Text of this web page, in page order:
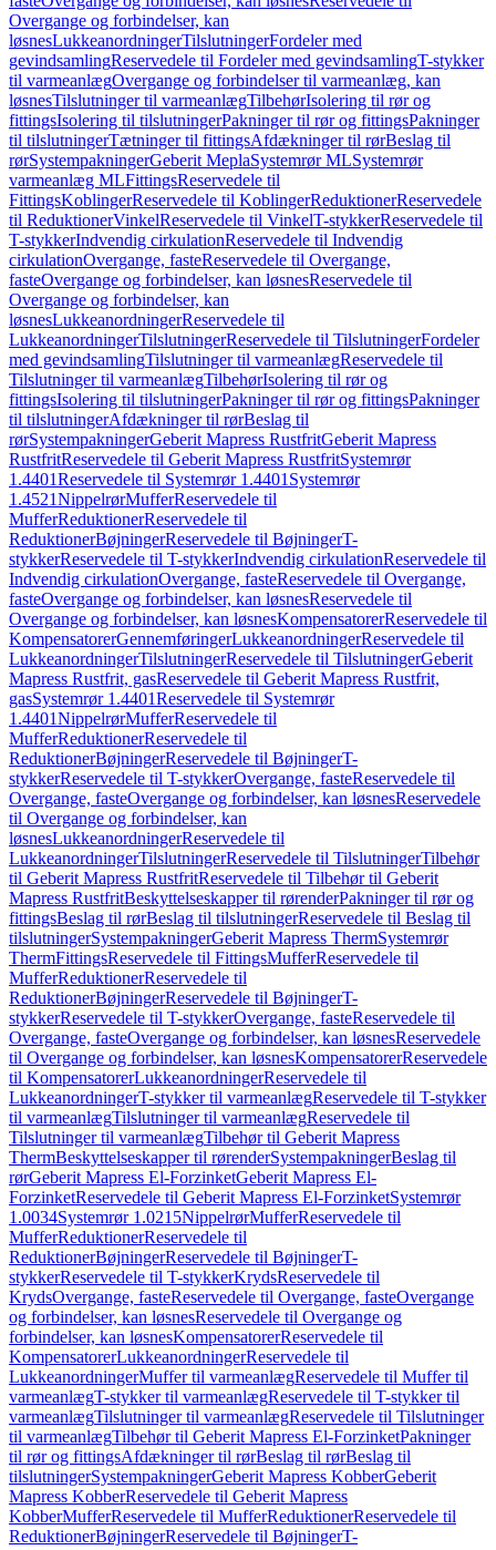
Overgange og forbindelser, kan
løsnesLukkeanordningerTilslutningerFordeler med
gevindsamlingReservedele til Fordeler med gevindsamlingT-stykker
til varmeanlægOvergange og forbindelser til varmeanlæg, kan
løsnesTilslutninger til varmeanlægTilbehørIsolering til rør og
fittingsIsolering til tilslutningerPakninger til rør og fittingsPakninger
til tilslutningerTætninger til fittingsAfdækninger til rørBeslag til
rørSystempakningerGeberit MeplaSystemrør MLSystemrør
varmeanlæg MLFittingsReservedele til
FittingsKoblingerReservedele til KoblingerReduktionerReservedele
til ReduktionerVinkelReservedele til VinkelT-stykkerReservedele til
T-stykkerIndvendig cirkulationReservedele til Indvendig
cirkulationOvergange, fasteReservedele til Overgange,
fasteOvergange og forbindelser, kan løsnesReservedele til
Overgange og forbindelser, kan
løsnesLukkeanordningerReservedele til
LukkeanordningerTilslutningerReservedele til TilslutningerFordeler
med gevindsamlingTilslutninger til varmeanlægReservedele til
Tilslutninger til varmeanlægTilbehørIsolering til rør og
fittingsIsolering til tilslutningerPakninger til rør og fittingsPakninger
til tilslutningerAfdækninger til rørBeslag til
rørSystempakningerGeberit Mapress RustfritGeberit Mapress
RustfritReservedele til Geberit Mapress RustfritSystemrør
1.4401Reservedele til Systemrør 1.4401 Systemrør
1.4521NippelrørMufferReservedele til
MufferReduktionerReservedele til
ReduktionerBøjningerReservedele til BøjningerT-
stykkerReservedele til T-stykkerIndvendig cirkulationReservedele til
Indvendig cirkulationOvergange, fasteReservedele til Overgange,
fasteOvergange og forbindelser, kan løsnesReservedele til
Overgange og forbindelser, kan løsnesKompensatorerReservedele til
KompensatorerGennemføringerLukkeanordningerReservedele til
LukkeanordningerTilslutningerReservedele til TilslutningerGeberit
Mapress Rustfrit, gasReservedele til Geberit Mapress Rustfrit,
gasSystemrør 1.4401Reservedele til Systemrør
1.4401NippelrørMufferReservedele til
MufferReduktionerReservedele til
ReduktionerBøjningerReservedele til BøjningerT-
stykkerReservedele til T-stykkerOvergange, fasteReservedele til
Overgange, fasteOvergange og forbindelser, kan løsnesReservedele
til Overgange og forbindelser, kan
løsnesLukkeanordningerReservedele til
LukkeanordningerTilslutningerReservedele til TilslutningerTilbehør
til Geberit Mapress RustfritReservedele til Tilbehør til Geberit
Mapress RustfritBeskyttelseskapper til rørenderPakninger til rør og
fittingsBeslag til rørBeslag til tilslutningerReservedele til Beslag til
tilslutningerSystempakningerGeberit Mapress ThermSystemrør
ThermFittingsReservedele til FittingsMufferReservedele til
MufferReduktionerReservedele til
ReduktionerBøjningerReservedele til BøjningerT-
stykkerReservedele til T-stykkerOvergange, fasteReservedele til
Overgange, fasteOvergange og forbindelser, kan løsnesReservedele
til Overgange og forbindelser, kan løsnesKompensatorerReservedele
til KompensatorerLukkeanordningerReservedele til
LukkeanordningerT-stykker til varmeanlægReservedele til T-stykker
til varmeanlægTilslutninger til varmeanlægReservedele til
Tilslutninger til varmeanlægTilbehør til Geberit Mapress
ThermBeskyttelseskapper til rørenderSystempakningerBeslag til
rørGeberit Mapress El-ForzinketGeberit Mapress El-
ForzinketReservedele til Geberit Mapress El-ForzinketSystemrør
1.0034Systemrør 1.0215NippelrørMufferReservedele til
MufferReduktionerReservedele til
ReduktionerBøjningerReservedele til BøjningerT-
stykkerReservedele til T-stykkerKrydsReservedele til
KrydsOvergange, fasteReservedele til Overgange, fasteOvergange
og forbindelser, kan løsnesReservedele til Overgange og
forbindelser, kan løsnesKompensatorerReservedele til
KompensatorerLukkeanordningerReservedele til
LukkeanordningerMuffer til varmeanlægReservedele til Muffer til
varmeanlægT-stykker til varmeanlægReservedele til T-stykker til
varmeanlægTilslutninger til varmeanlægReservedele til Tilslutninger
til varmeanlægTilbehør til Geberit Mapress El-ForzinketPakninger
til rør og fittingsAfdækninger til rørBeslag til rørBeslag til
tilslutningerSystempakningerGeberit Mapress KobberGeberit
Mapress KobberReservedele til Geberit Mapress
KobberMufferReservedele til MufferReduktionerReservedele til
ReduktionerBøjningerReservedele til BøjningerT-